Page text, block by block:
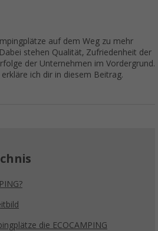
auf dem Weg zu mehr
stehen Qualität, Zufriedenheit der
der Unternehmen im Vordergrund.
ich dir in diesem Beitrag.
die ECOCAMPING